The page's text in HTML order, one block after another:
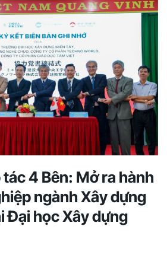
4 Bên: Mở ra hành
ngành Xây dựng
Đại học Xây dựng